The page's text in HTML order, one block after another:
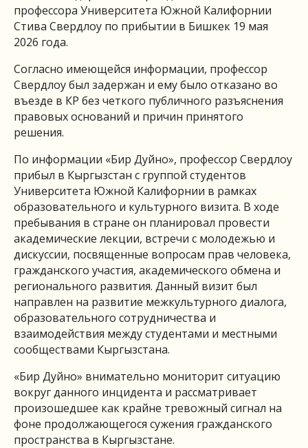
профессора Университета Южной Калифорнии
Стива Свердлоу по прибытии в Бишкек 19 мая
2026 года.
Согласно имеющейся информации, профессор
Свердлоу был задержан и ему было отказано во
въезде в КР без четкого публичного разъяснения
правовых оснований и причин принятого
решения.
По информации «Бир Дуйно», профессор Свердлоу
прибыл в Кыргызстан с группой студентов
Университета Южной Калифорнии в рамках
образовательного и культурного визита. В ходе
пребывания в стране он планировал провести
академические лекции, встречи с молодежью и
дискуссии, посвященные вопросам прав человека,
гражданского участия, академического обмена и
регионального развития. Данный визит был
направлен на развитие межкультурного диалога,
образовательного сотрудничества и
взаимодействия между студентами и местными
сообществами Кыргызстана.
«Бир Дуйно» внимательно мониторит ситуацию
вокруг данного инцидента и рассматривает
произошедшее как крайне тревожный сигнал на
фоне продолжающегося сужения гражданского
пространства в Кыргызстане.